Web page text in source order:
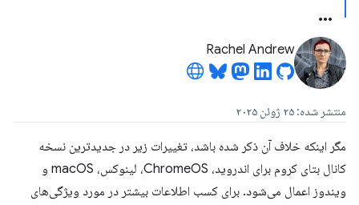
Rachel Andrew
منتشر شده: ۲۵ ژوئن ۲۰۲۵
مگر اینکه خلاف آن ذکر شده باشد، تغییرات زیر در جدیدترین نسخه
کانال بتای کروم برای اندروید، ChromeOS، لینوکس، macOS و
ویندوز اعمال می‌شود. برای کسب اطلاعات بیشتر در مورد ویژگی‌های